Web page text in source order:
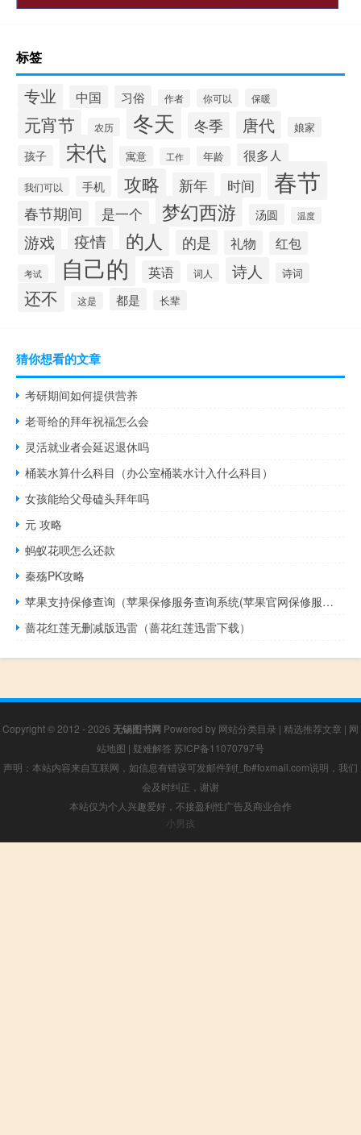
标签
专业 中国 习俗 作者 你可以 保暖
元宵节 农历 冬天 冬季 唐代 娘家
孩子 宋代 寓意 工作 年龄 很多人
我们可以 手机 攻略 新年 时间 春节
春节期间 是一个 梦幻西游 汤圆 温度
游戏 疫情 的人 的是 礼物 红包
考试 自己的 英语 词人 诗人 诗词
还不 这是 都是 长辈
猜你想看的文章
考研期间如何提供营养
老哥给的拜年祝福怎么会
灵活就业者会延迟退休吗
桶装水算什么科目（办公室桶装水计入什么科目）
女孩能给父母磕头拜年吗
元 攻略
蚂蚁花呗怎么还款
秦殇PK攻略
苹果支持保修查询（苹果保修服务查询系统(苹果官网保修服务查询)）
蔷花红莲无删减版迅雷（蔷花红莲迅雷下载）
Copyright © 2012 - 2026 无锡图书网 Powered by 网站分类目录 | 精选推荐文章 | 网
站地图 | 疑难解答 苏ICP备11070797号
声明：本站内容来自互联网，如信息有错误可发邮件到f_fb#foxmail.com说明，我们
会及时纠正，谢谢
本站仅为个人兴趣爱好，不接盈利性广告及商业合作
小男孩